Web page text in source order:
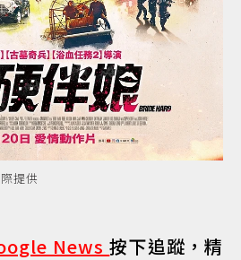
提供
News按下追蹤，精